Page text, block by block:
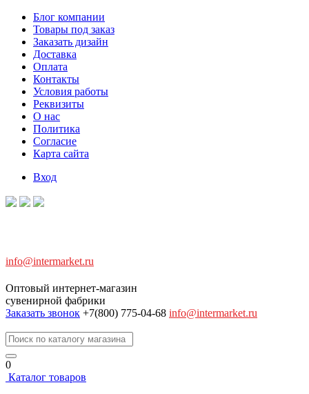
Блог компании
Товары под заказ
Заказать дизайн
Доставка
Оплата
Контакты
Условия работы
Реквизиты
О нас
Политика
Согласие
Карта сайта
Вход
info@intermarket.ru
Оптовый интернет-магазин
сувенирной фабрики
Заказать звонок +7(800) 775-04-68 info@intermarket.ru
0
Каталог товаров